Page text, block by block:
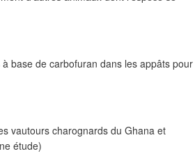
base de carbofuran dans les appâts pour
vautours charognards du Ghana et
étude)